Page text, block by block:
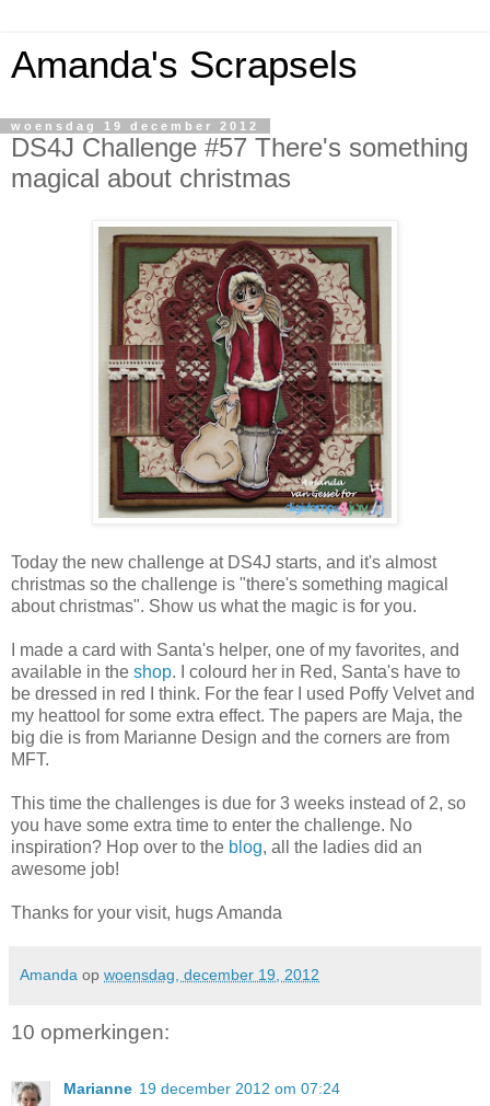
Amanda's Scrapsels
woensdag 19 december 2012
DS4J Challenge #57 There's something
magical about christmas
Today the new challenge at DS4J starts, and it's almost
christmas so the challenge is "there's something magical
about christmas". Show us what the magic is for you.
I made a card with Santa's helper, one of my favorites, and
available in the shop. I colourd her in Red, Santa's have to
be dressed in red I think. For the fear I used Poffy Velvet and
my heattool for some extra effect. The papers are Maja, the
big die is from Marianne Design and the corners are from
MFT.
This time the challenges is due for 3 weeks instead of 2, so
you have some extra time to enter the challenge. No
inspiration? Hop over to the blog, all the ladies did an
awesome job!
Thanks for your visit, hugs Amanda
Amanda op woensdag, december 19, 2012
10 opmerkingen:
Marianne 19 december 2012 om 07:24